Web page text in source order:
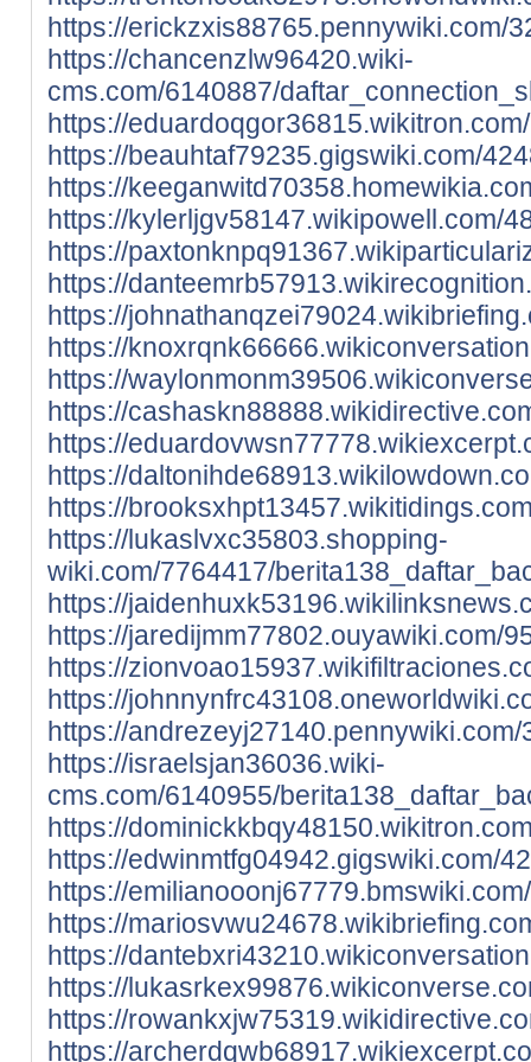
https://erickzxis88765.pennywiki.com/
https://chancenzlw96420.wiki-
cms.com/6140887/
https://
https://beauhtaf79235.gigswiki.com/
https://
https://kylerljgv58147.wikipowell.com/
https://
https://
https://
https://
https://
https://
https://
https://
https://
https://lukaslvxc35803.shopping-
wiki.com/7764417/
https://
https://jaredijmm77802.ouyawiki.com/
https://
https://
https://
https://israelsjan36036.wiki-
cms.com/6140955/
https://
https://edwinmtfg04942.gigswiki.com/
https://
https://
https://
https://
https://
https://